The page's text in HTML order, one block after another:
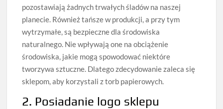
pozostawiają żadnych trwałych śladów na naszej
planecie. Również tańsze w produkcji, a przy tym
wytrzymałe, są bezpieczne dla środowiska
naturalnego. Nie wpływają one na obciążenie
środowiska, jakie mogą spowodować niektóre
tworzywa sztuczne. Dlatego zdecydowanie zaleca się
sklepom, aby korzystali z torb papierowych.
2. Posiadanie logo sklepu